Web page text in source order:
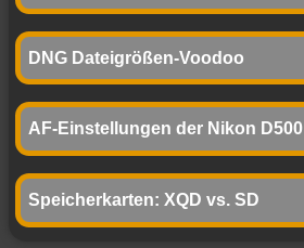
DNG Dateigrößen-Voodoo
AF-Einstellungen der Nikon D500
Speicherkarten: XQD vs. SD